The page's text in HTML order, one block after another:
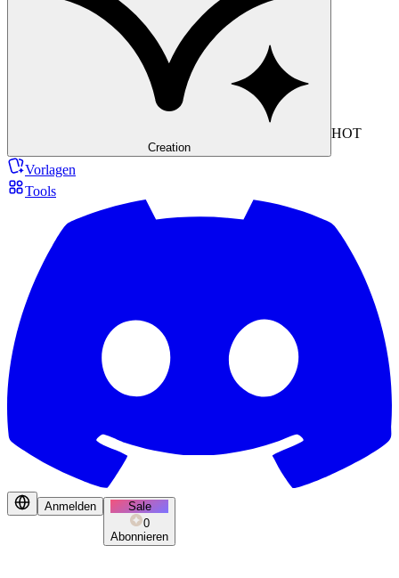
Creation
HOT
Vorlagen
Tools
Anmelden
Sale
0
Abonnieren